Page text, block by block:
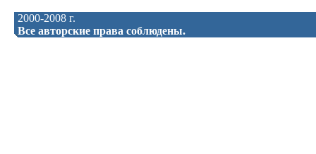
2000-2008 г.
Все авторские права соблюдены.